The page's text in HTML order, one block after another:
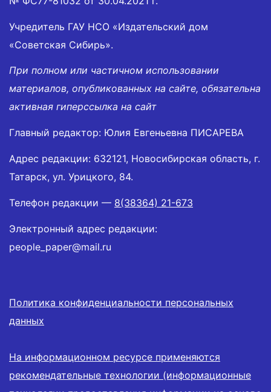
Учредитель ГАУ НСО «Издательский дом
«Советская Сибирь».
При полном или частичном использовании
материалов, опубликованных на сайте, обязательна
активная гиперссылка на сайт
Главный редактор: Юлия Евгеньевна ПИСАРЕВА
Адрес редакции: 632121, Новосибирская область, г.
Татарск, ул. Урицкого, 84.
Телефон редакции — 8(38364) 21-673
Электронный адрес редакции:
people_paper@mail.ru
Политика конфиденциальности персональных
данных
На информационном ресурсе применяются
рекомендательные технологии (информационные